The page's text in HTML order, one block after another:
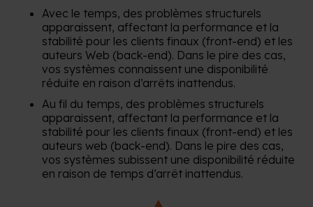
Avec le temps, des problèmes structurels
apparaissent, affectant la performance et la
stabilité pour les clients finaux (front-end) et les
auteurs Web (back-end). Dans le pire des cas,
vos systèmes connaissent une disponibilité
réduite en raison d’arrêts inattendus.
Au fil du temps, des problèmes structurels
apparaissent, affectant la performance et la
stabilité pour les clients finaux (front-end) et les
auteurs web (back-end). Dans le pire des cas,
vos systèmes subissent une disponibilité réduite
en raison de temps d’arrêt inattendus.